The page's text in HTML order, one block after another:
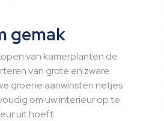
gemak
van kamerplanten de
van grote en zware
groene aanwinsten netjes
om uw interieur op te
uit hoeft.